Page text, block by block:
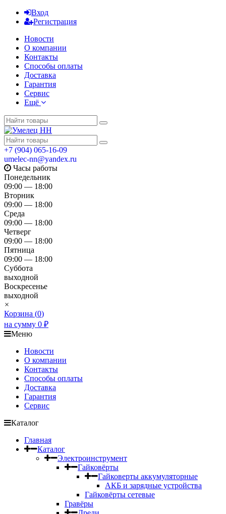
Вход
Регистрация
Новости
О компании
Контакты
Способы оплаты
Доставка
Гарантия
Сервис
Ещё
+7 (904) 065-16-09
umelec-nn@yandex.ru
Часы работы
Понедельник
09:00 — 18:00
Вторник
09:00 — 18:00
Среда
09:00 — 18:00
Четверг
09:00 — 18:00
Пятница
09:00 — 18:00
Суббота
выходной
Воскресенье
выходной
×
Корзина (0)
на сумму 0 ₽
Меню
Новости
О компании
Контакты
Способы оплаты
Доставка
Гарантия
Сервис
Каталог
Главная
Каталог
Электроинструмент
Гайковёрты
Гайковерты аккумуляторные
АКБ и зарядные устройства
Гайковёрты сетевые
Гравёры